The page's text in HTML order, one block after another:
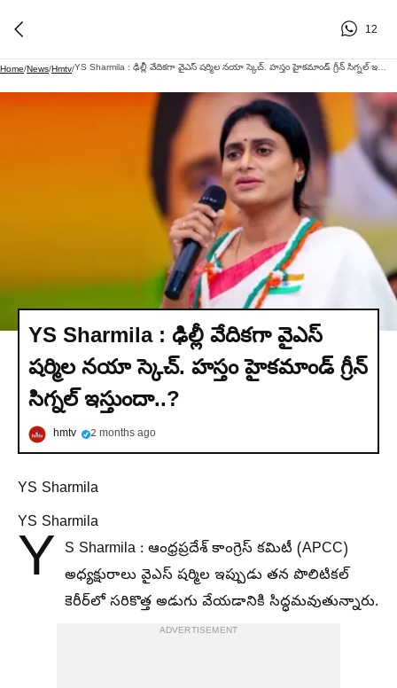
12
Home/News/Hmtv/
YS Sharmila : ఢిల్లీ వేదికగా వైఎస్
షర్మిల నయా స్కెచ్. హస్తం హైకమాండ్ గ్రీన్
సిగ్నల్ ఇస్తుందా..?
hmtv 2 months ago
YS Sharmila
YS Sharmila
Y S Sharmila : ఆంధ్రప్రదేశ్ కాంగ్రెస్ కమిటీ (APCC)
అధ్యక్షురాలు వైఎస్ షర్మిల ఇప్పుడు తన పొలిటికల్
కెరీర్‌లో సరికొత్త అడుగు వేయడానికి సిద్ధమవుతున్నారు.
ADVERTISEMENT